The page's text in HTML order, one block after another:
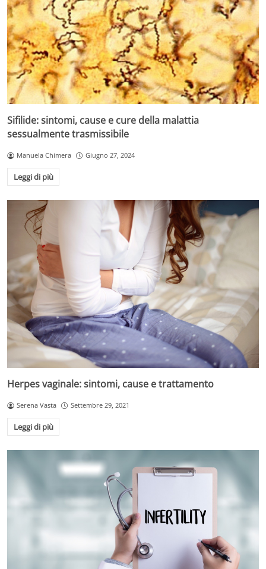
Sifilide: sintomi, cause e cure della malattia
sessualmente trasmissibile
Manuela Chimera Giugno 27, 2024
Leggi di più
Herpes vaginale: sintomi, cause e trattamento
Serena Vasta Settembre 29, 2021
Leggi di più